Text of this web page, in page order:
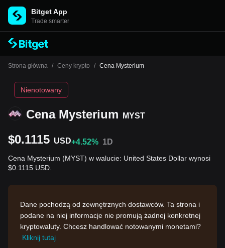
Bitget App
Trade smarter
Strona główna / Ceny krypto / Cena Mysterium
Cena Mysterium MYST
Nienotowany
$0.1115 USD+4.52% 1D
Cena Mysterium (MYST) w walucie: United States Dollar wynosi
$0.1115 USD.
Dane pochodzą od zewnętrznych dostawców. Ta strona i
podane na niej informacje nie promują żadnej konkretnej
kryptowaluty. Chcesz handlować notowanymi monetami?
Kliknij tutaj